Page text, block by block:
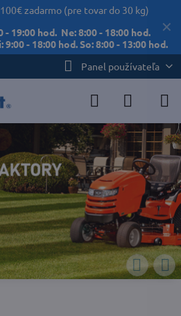
✕
zadarmo (pre tovar do 30 kg)
- 19:00 hod. Ne: 8:00 - 18:00 hod.
- 18:00 hod. So: 8:00 - 13:00 hod.
Panel používateľa